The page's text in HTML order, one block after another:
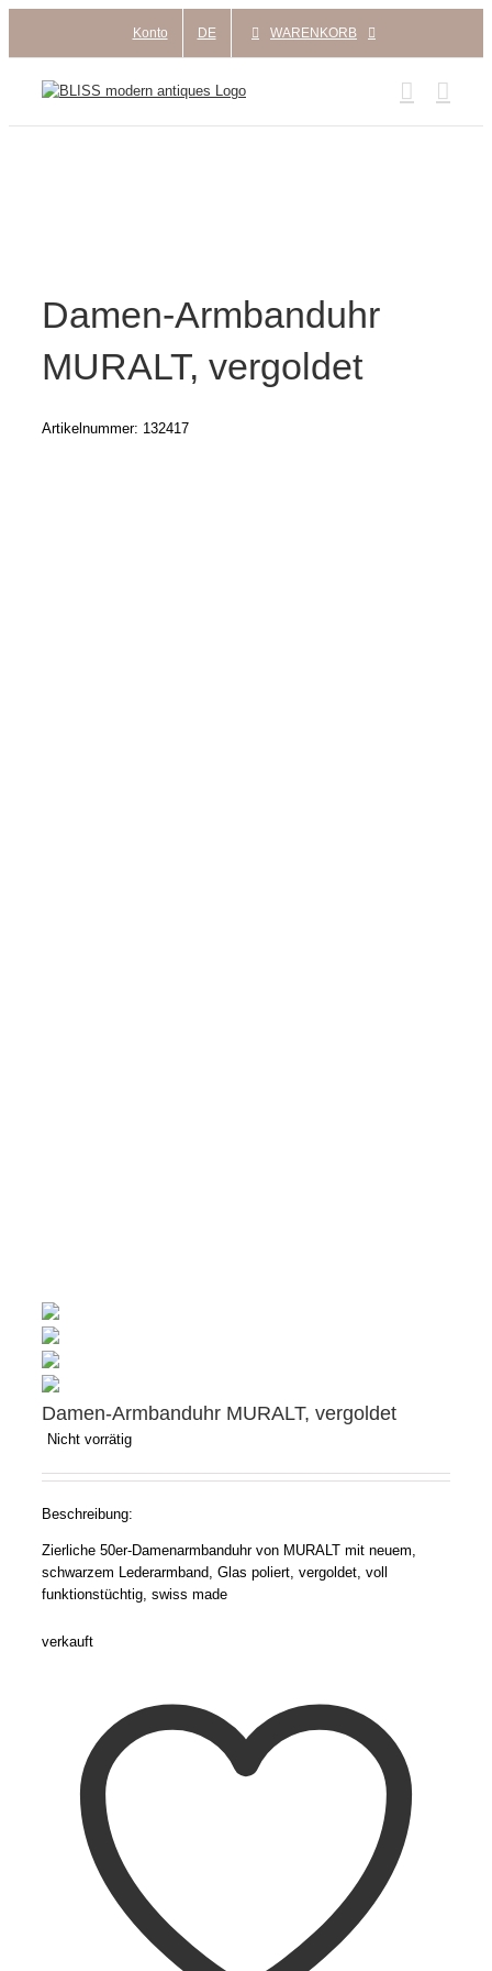
springen
Konto DE WARENKORB
Damen-Armbanduhr
MURALT, vergoldet
Artikelnummer: 132417
Damen-Armbanduhr MURALT, vergoldet
Nicht vorrätig
Beschreibung:
Zierliche 50er-Damenarmbanduhr von MURALT mit neuem,
schwarzem Lederarmband, Glas poliert, vergoldet, voll
funktionstüchtig, swiss made
verkauft